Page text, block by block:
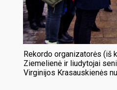
Rekordo organizatorės (iš
Ziemelienė ir liudytojai
Virginijos Krasauskienės